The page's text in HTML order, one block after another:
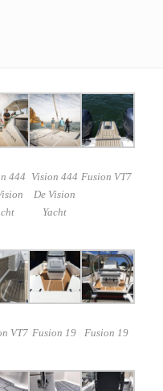
444 Vision 444
De Vision
Yacht
Fusion VT7
VT7 Fusion 19 Fusion 19